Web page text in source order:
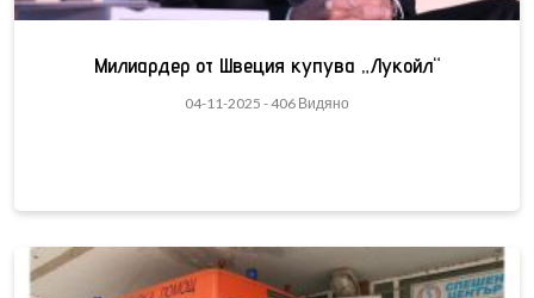
Милиардер от Швеция купува „Лукойл“
04-11-2025 - 406 Видяно